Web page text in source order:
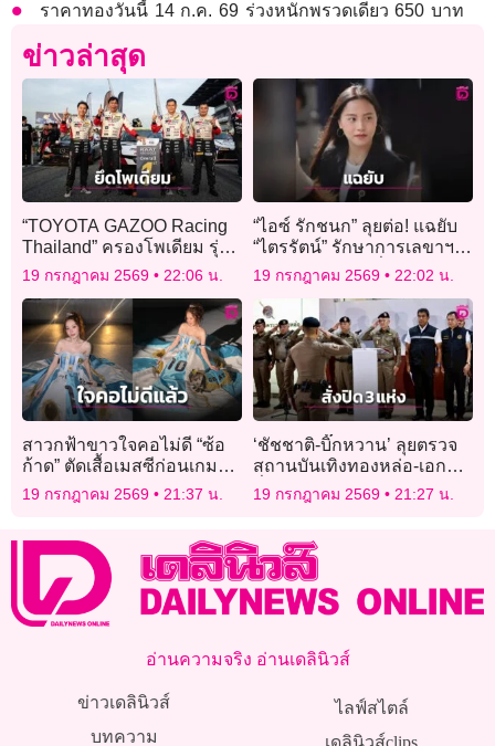
ราคาทองวันนี้ 14 ก.ค. 69 ร่วงหนักพรวดเดียว 650 บาท
ข่าวล่าสุด
“TOYOTA GAZOO Racing
Thailand” ครองโพเดียม รุ่น
TC2 และ Overall ศึก “RAAT
Thailand Endurance 2026”
19 กรกฎาคม 2569 22:06 น.
“ไอซ์ รักชนก” ลุยต่อ! แฉยับ
“ไตรรัตน์” รักษาการเลขาฯ
กสทช. ยาว 6 ปี ลั่นรายต่อไป
ต้องโดนเช็กบิล
19 กรกฎาคม 2569 22:02 น.
สาวกฟ้าขาวใจคอไม่ดี “ซ้อ
ก้าด” ตัดเสื้อเมสซีก่อนเกมชิง
ดำบอลโลก
19 กรกฎาคม 2569 21:37 น.
‘ชัชชาติ-บิ๊กหวาน’ ลุยตรวจ
สถานบันเทิงทองหล่อ-เอกมัย
สั่งปิด 3 แห่งไร้ใบอนุญาต
19 กรกฎาคม 2569 21:27 น.
อ่านความจริง อ่านเดลินิวส์
ข่าวเดลินิวส์
บทความ
ไลฟ์สไตล์
เดลินิวส์clips